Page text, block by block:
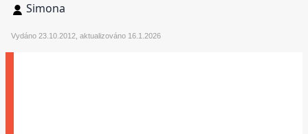
Simona
Vydáno 23.10.2012, aktualizováno 16.1.2026